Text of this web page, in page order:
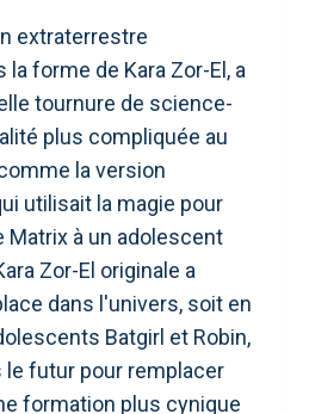
extraterrestre
forme de Kara Zor-El, a
tournure de science-
plus compliquée au
la version
utilisait la magie pour
Matrix à un adolescent
Zor-El originale a
dans l'univers, soit en
Batgirl et Robin,
le futur pour remplacer
formation plus cynique